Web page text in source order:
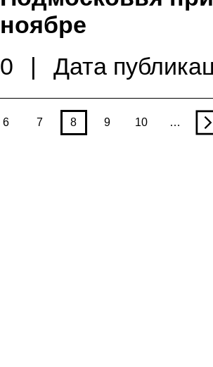
ноябре
0
| Дата
6 7 8 9 10 … n